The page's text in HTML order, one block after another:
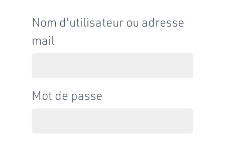
Nom d'utilisateur ou adresse
mail
Mot de passe